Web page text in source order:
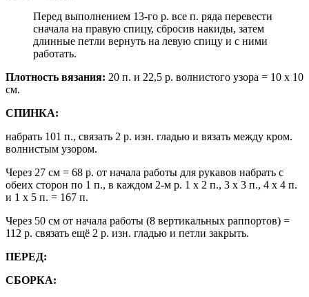
Перед выполнением 13-го р. все п. ряда перевести
сначала на правую спицу, сбросив накиды, затем
длинные петли вернуть на левую спицу и с ними
работать.
Плотность вязания: 20 п. и 22,5 р. волнистого узора = 10 х 10
см.
СПИНКА:
набрать 101 п., связать 2 р. изн. гладью и вязать между кром.
волнистым узором.
Через 27 см = 68 р. от начала работы для рукавов набрать с
обеих сторон по 1 п., в каждом 2-м р. 1 х 2 п., 3 х 3 п., 4 х 4 п.
и 1 х 5 п. = 167 п.
Через 50 см от начала работы (8 вертикальных раппортов) =
112 р. связать ещё 2 р. изн. гладью и петли закрыть.
ПЕРЕД:
СБОРКА: